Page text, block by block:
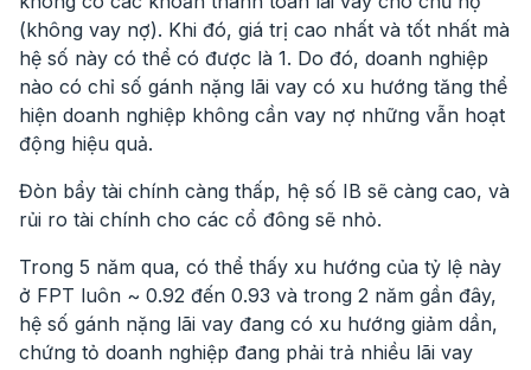
(không vay nợ). Khi đó, giá trị cao nhất và tốt nhất mà
hệ số này có thể có được là 1. Do đó, doanh nghiệp
nào có chỉ số gánh nặng lãi vay có xu hướng tăng thể
hiện doanh nghiệp không cần vay nợ những vẫn hoạt
động hiệu quả.
Đòn bẩy tài chính càng thấp, hệ số IB sẽ càng cao, và
rủi ro tài chính cho các cổ đông sẽ nhỏ.
Trong 5 năm qua, có thể thấy xu hướng của tỷ lệ này
ở FPT luôn ~ 0.92 đến 0.93 và trong 2 năm gần đây,
hệ số gánh nặng lãi vay đang có xu hướng giảm dần,
chứng tỏ doanh nghiệp đang phải trả nhiều lãi vay